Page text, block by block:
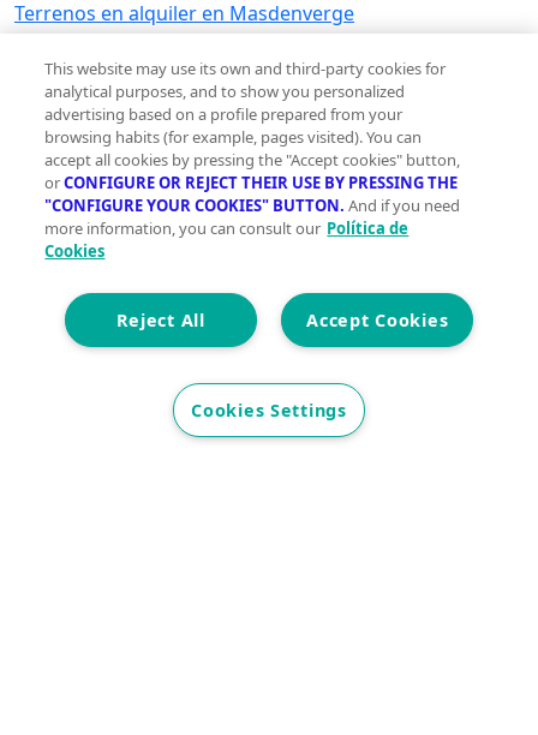
Terrenos en alquiler en Masdenverge
Ver otras inmobiliarias en
Masdenverge
Ver otras inmobiliarias en Masdenverge
Innovación sostenible y gestos sencillos para una
vida más green
This website may use its own and third-party cookies for
analytical purposes, and to show you personalized
advertising based on a profile prepared from your
browsing habits (for example, pages visited). You can
accept all cookies by pressing the "Accept cookies" button,
orCONFIGURE OR REJECT THEIR USE BY PRESSING THE
"CONFIGURE YOUR COOKIES" BUTTON. And if you need
more information, you can consult our Política de
Cookies
Accept Cookies
Reject All
Cookies Settings